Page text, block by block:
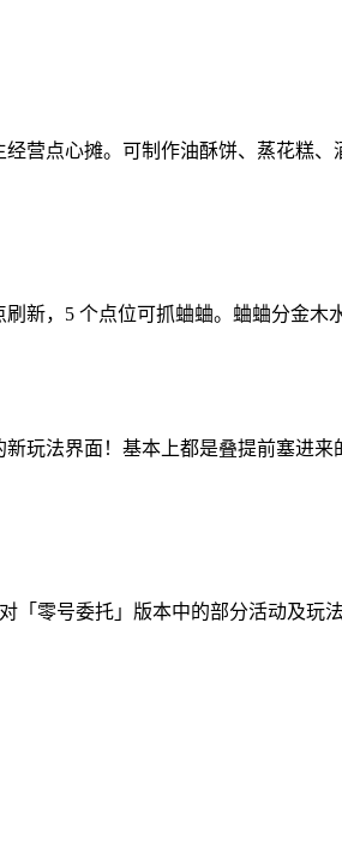
营点心摊。可制作油酥饼、蒸花糕
新，5 个点位可抓蛐蛐。蛐蛐分金木
玩法界面！基本上都是叠提前塞进
「零号委托」版本中的部分活动及